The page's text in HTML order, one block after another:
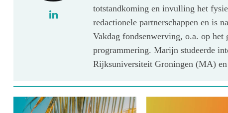
totstandkoming en invulling het
redactionele partnerschappen en is
Vakdag fondsenwerving, o.a. op
programmering. Marijn studeerde
Rijksuniversiteit Groningen (MA)